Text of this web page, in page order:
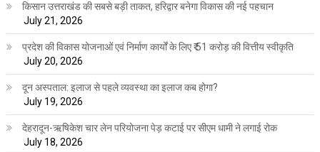
किसान उत्तराखंड की सबसे बड़ी ताकत, हरिद्वार बनेगा विकास की नई पहचान
July 21, 2026
प्रदेश की विकास योजनाओं एवं निर्माण कार्यों के लिए ₹ 51 करोड़ की वित्तीय स्वीकृति
July 20, 2026
दून अस्पताल: इलाज से पहले व्यवस्था का इलाज कब होगा?
July 19, 2026
देहरादून-ऋषिकेश चार लेन परियोजना पेड़ कटाई पर सीएम धामी ने लगाई रोक
July 18, 2026